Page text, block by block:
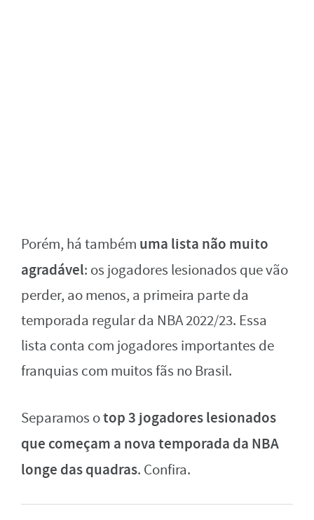
Porém, há também uma lista não muito
agradável: os jogadores lesionados que vão
perder, ao menos, a primeira parte da
temporada regular da NBA 2022/23. Essa
lista conta com jogadores importantes de
franquias com muitos fãs no Brasil.
Separamos otop 3 jogadores lesionados
que começam a nova temporada da NBA
longe das quadras. Confira.